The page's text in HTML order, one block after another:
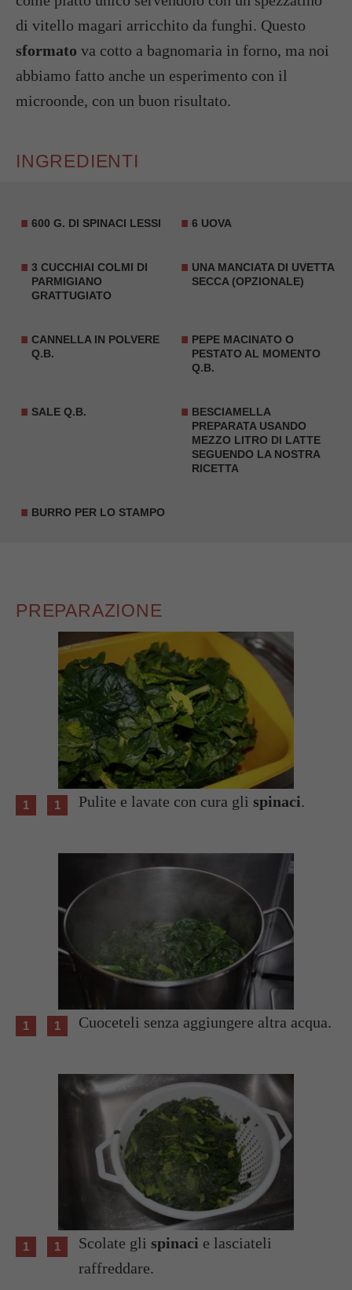
di vitello magari arricchito da funghi. Questo
sformato va cotto a bagnomaria in forno, ma noi
abbiamo fatto anche un esperimento con il
microonde, con un buon risultato.
INGREDIENTI
600 G. DI SPINACI LESSI 6 UOVA
3 CUCCHIAI COLMI DI
PARMIGIANO
GRATTUGIATO
UNA MANCIATA DI UVETTA
SECCA (OPZIONALE)
CANNELLAIN POLVERE
Q.B.
PEPE MACINATO O
PESTATO AL MOMENTO
Q.B.
SALE Q.B.
BESCIAMELLA
PREPARATA USANDO
MEZZO LITRO DI LATTE
SEGUENDO LA NOSTRA
RICETTA
BURRO PER LO STAMPO
PREPARAZIONE
Pulite e lavate con cura gli spinaci.
Cuoceteli senza aggiungere altra acqua.
Scolate gli spinaci e lasciateli
raffreddare.